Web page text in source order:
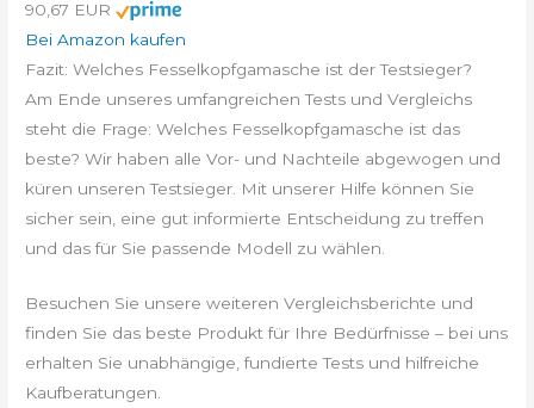
90,67 EUR
Bei Amazon kaufen
Fazit: Welches Fesselkopfgamasche ist der Testsieger?
Am Ende unseres umfangreichen Tests und Vergleichs
steht die Frage: Welches Fesselkopfgamasche ist das
beste? Wir haben alle Vor- und Nachteile abgewogen und
küren unseren Testsieger. Mit unserer Hilfe können Sie
sicher sein, eine gut informierte Entscheidung zu treffen
und das für Sie passende Modell zu wählen.
Besuchen Sie unsere weiteren Vergleichsberichte und
finden Sie das beste Produkt für Ihre Bedürfnisse – bei uns
erhalten Sie unabhängige, fundierte Tests und hilfreiche
Kaufberatungen.